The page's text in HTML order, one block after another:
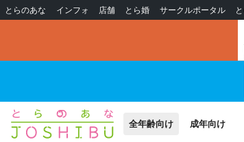
とらのあな インフォ 店舗 とら婚 サークルポータル
全年齢向け 成年向け